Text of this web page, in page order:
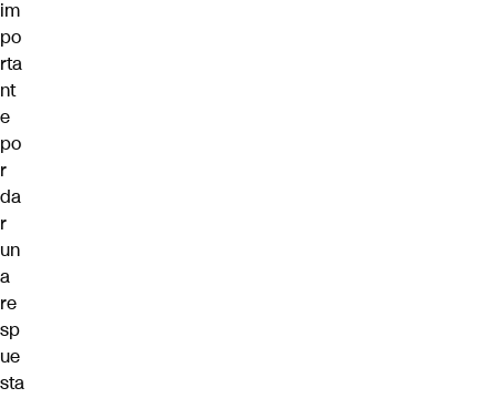
im
po
rta
nt
e
po
r
da
r
un
a
re
sp
ue
sta